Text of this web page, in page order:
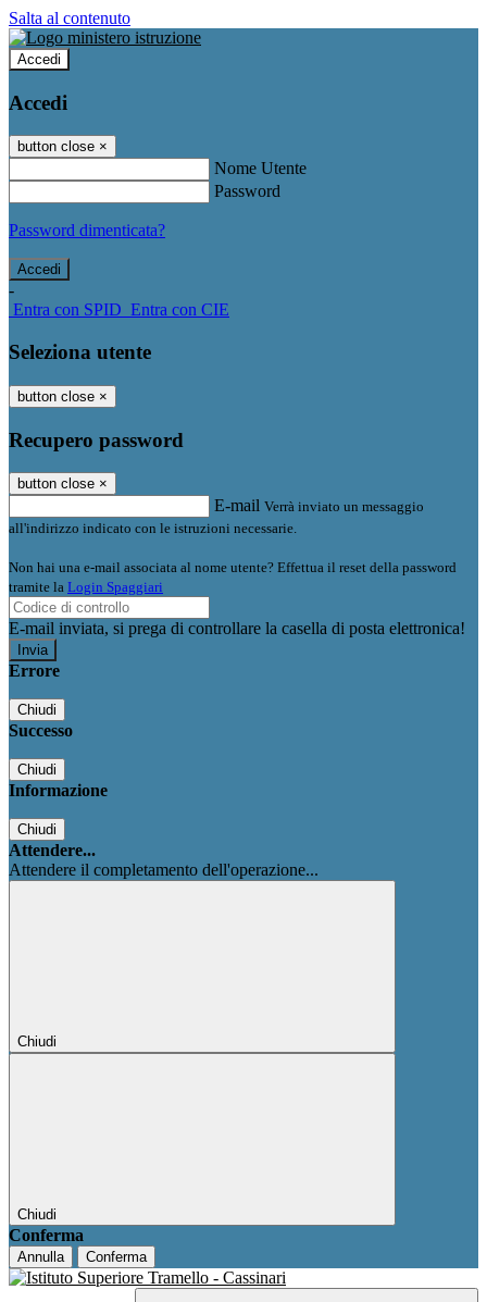
Salta al contenuto
Accedi
Accedi
button close ×
Nome Utente
Password
Password dimenticata?
-
Entra con SPID Entra con CIE
Seleziona utente
button close ×
Recupero password
button close ×
E-mail Verrà inviato un messaggio
all'indirizzo indicato con le istruzioni necessarie.
Non hai una e-mail associata al nome utente? Effettua il reset della password
tramite la Login Spaggiari
E-mail inviata, si prega di controllare la casella di posta elettronica!
Errore
Chiudi
Successo
Chiudi
Informazione
Chiudi
Attendere...
Attendere il completamento dell'operazione...
Chiudi
Chiudi
Conferma
Annulla Conferma